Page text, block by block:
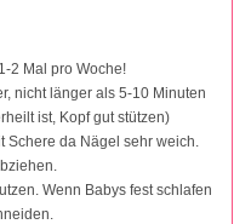
2 Mal pro Woche!
nicht länger als 5-10 Minuten
ist, Kopf gut stützen)
da Nägel sehr weich.
Wenn Babys fest schlafen